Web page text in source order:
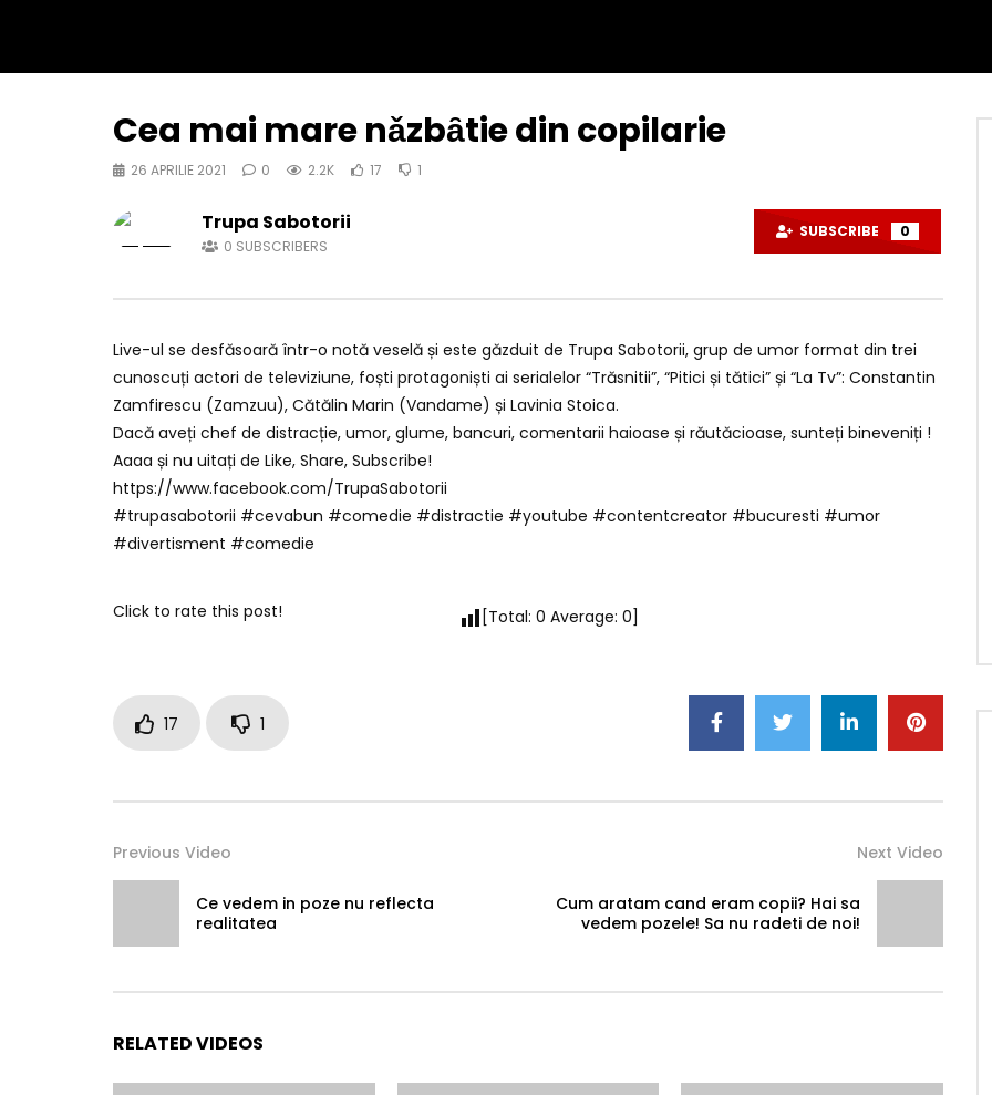
Cea mai mare nǎzbȃtie din copilarie
26 APRILIE 2021 0 2.2K 17 1
Trupa Sabotorii
0 SUBSCRIBERS
SUBSCRIBE 0
Live-ul se desfăsoară într-o notă veselă și este găzduit de Trupa Sabotorii, grup de umor format din trei
cunoscuți actori de televiziune, foști protagoniști ai serialelor “Trăsnitii”, “Pitici și tătici” și “La Tv”: Constantin
Zamfirescu (Zamzuu), Cătălin Marin (Vandame) și Lavinia Stoica.
Dacă aveți chef de distracție, umor, glume, bancuri, comentarii haioase și răutăcioase, sunteți bineveniți !
Aaaa și nu uitați de Like, Share, Subscribe!
https://www.facebook.com/TrupaSabotorii
#trupasabotorii #cevabun #comedie #distractie #youtube #contentcreator #bucuresti #umor
#divertisment #comedie
Click to rate this post! [Total: 0 Average: 0]
17 1
Previous Video
Ce vedem in poze nu reflecta
realitatea
Next Video
Cum aratam cand eram copii? Hai sa
vedem pozele! Sa nu radeti de noi!
RELATED VIDEOS